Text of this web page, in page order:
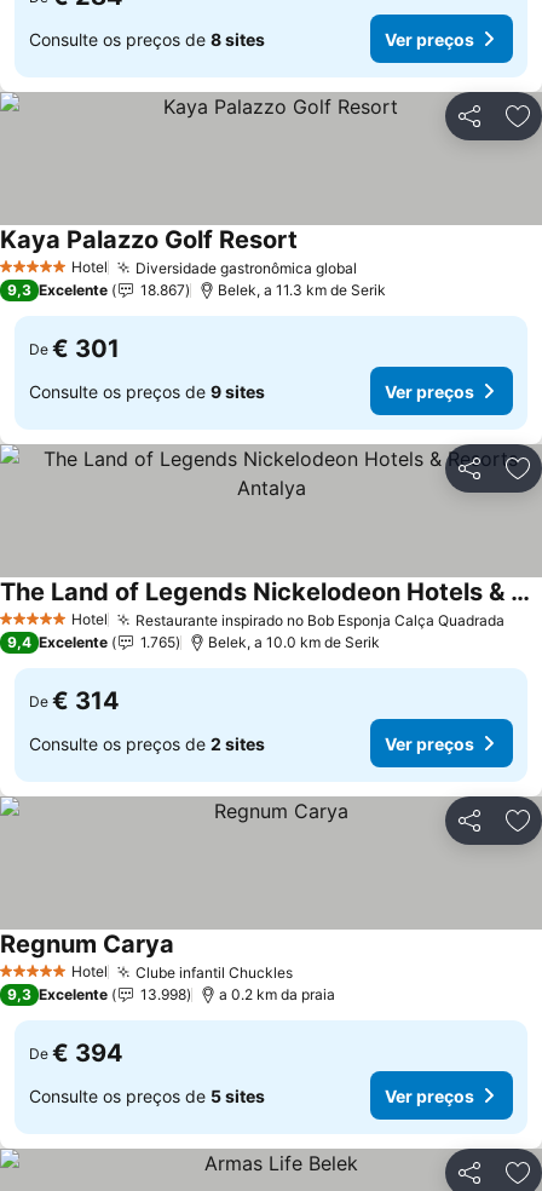
Consulte os preços de 8 sites Ver preços
Partilhar
5 Estrelas Hotel Diversidade gastronômica global
Kaya Palazzo Golf Resort
9,3 Excelente 18.867 Belek, a 11.3 km de Serik
De € 301
Consulte os preços de 9 sites Ver preços
Partilhar
5 Estrelas Hotel Restaurante inspirado no Bob Esponja Calça Quadrada
The Land of Legends Nickelodeon Hotels & Resorts Antalya
Ver preços
9,4 Excelente 1.765 Belek, a 10.0 km de Serik
De € 314
Consulte os preços de 2 sites Ver preços
Partilhar
5 Estrelas Hotel Clube infantil ChucklesVer preços
Regnum Carya
9,3 Excelente 13.998 a 0.2 km da praia
De € 394
Consulte os preços de 5 sites Ver preços
Partilhar